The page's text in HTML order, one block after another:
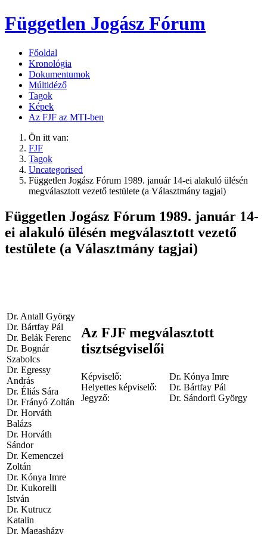
Független Jogász Fórum
Főoldal
Kronológia
Dokumentumok
Múltidéző
Tagok
Képek
Az FJF az MTI-ben
Ön itt van:
FJF
Tagok
Uncategorised
Független Jogász Fórum 1989. január 14-ei alakuló ülésén
megválasztott vezető testülete (a Választmány tagjai)
Független Jogász Fórum 1989. január 14-
ei alakuló ülésén megválasztott vezető
testülete (a Választmány tagjai)
Dr. Antall György
Dr. Bártfay Pál
Dr. Belák Ferenc
Dr. Bognár
Szabolcs
Dr. Egressy
András
Dr. Éliás Sára
Dr. Frányó Zoltán
Dr. Horváth
Balázs
Dr. Horváth
Sándor
Dr. Kemenczei
Zoltán
Dr. Kónya Imre
Dr. Kukorelli
István
Dr. Kutrucz
Katalin
Dr. Magasházy
Az FJF megválasztott
tisztségviselői
Képviselő:
Helyettes képviselő:
Jegyző:
Dr. Kónya Imre
Dr. Bártfay Pál
Dr. Sándorfi György